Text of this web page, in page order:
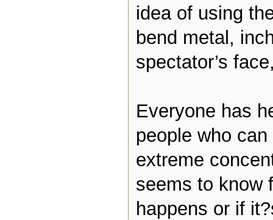
idea of using
bend metal,
spectator’s
Everyone has
people who
extreme
seems to know
happens or if